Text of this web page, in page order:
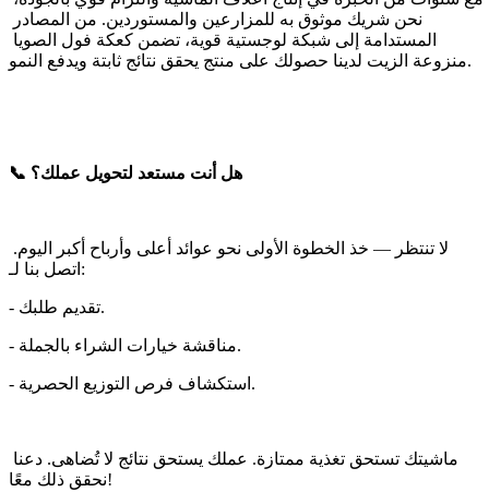
منزوعة الزيت لدينا حصولك على منتج يحقق نتائج ثابتة ويدفع النمو.
📞 هل أنت مستعد لتحويل عملك؟
اتصل بنا لـ:
- تقديم طلبك.
- مناقشة خيارات الشراء بالجملة.
- استكشاف فرص التوزيع الحصرية.
نحقق ذلك معًا!